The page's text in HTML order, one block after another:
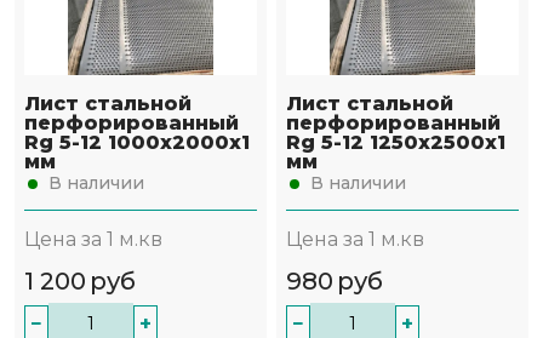
Лист стальной
перфорированный
Rg 5-12 1000х2000х1
мм
В наличии
Цена за 1 м.кв
1 200 руб
− +
Лист стальной
перфорированный
Rg 5-12 1250х2500х1
мм
В наличии
Цена за 1 м.кв
980 руб
− +